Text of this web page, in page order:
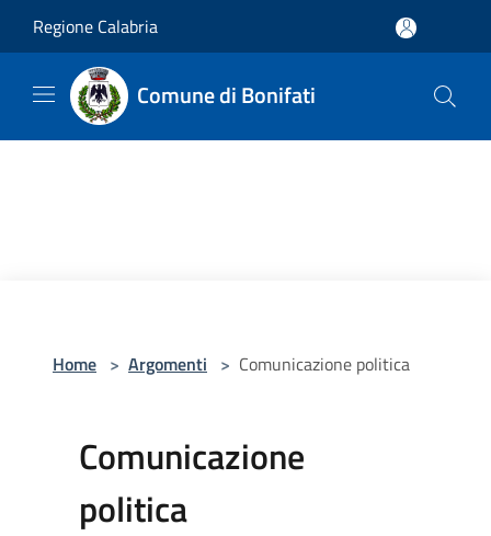
Regione Calabria
Comune di Bonifati
Home > Argomenti > Comunicazione politica
Comunicazione
politica